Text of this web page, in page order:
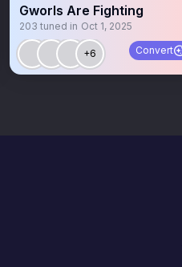
Gworls Are Fighting
203 tuned in Oct 1, 2025
+6 Convert